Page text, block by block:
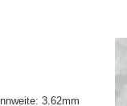
3.62mm